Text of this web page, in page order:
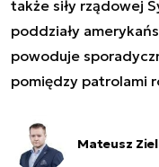
także siły rządowej
poddziały
powoduje
pomiędzy patrolami
Mateusz